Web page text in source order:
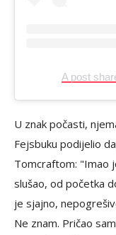
A post
U znak počasti,
Fejsbuku podijelio
Tomcraftom: "Imao
slušao, od početka
je sjajno,
Ne znam. Pričao